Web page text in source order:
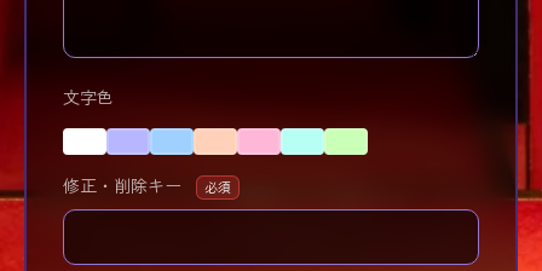
文字色
修正・削除キー 必須